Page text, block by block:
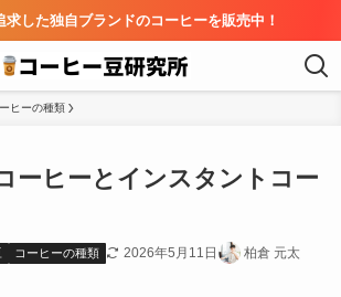
求した独自ブランドのコーヒーを販売中！
ヒーの種類
ーヒーとインスタントコー
コーヒーの種類 2026年5月11日 柏倉 元太